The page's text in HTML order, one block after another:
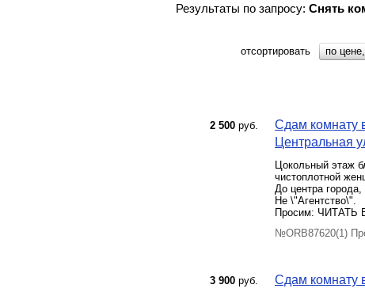
Результаты по запросу: Снять
отсортировать по
2 500 руб.
Сдам комнату
Центральная
Цокольный этаж
чистоплотной
До центра
Не \"Агентство\".
Просим: ЧИТАТЬ
№ORB87620(1)
3 900 руб. Сдам комнату